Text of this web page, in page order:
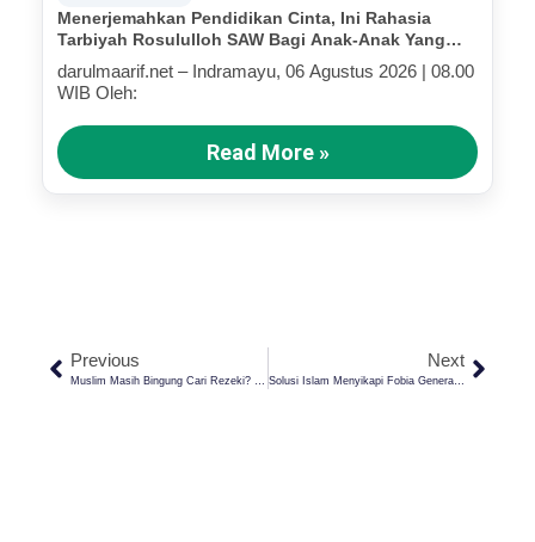
Menerjemahkan Pendidikan Cinta, Ini Rahasia
Tarbiyah Rosululloh SAW Bagi Anak-Anak Yang
Terluka (Bagian IV)
darulmaarif.net – Indramayu, 06 Agustus 2026 | 08.00
WIB Oleh:
Read More »
Previous
Muslim Masih Bingung Cari Rezeki? Padahal Rahasianya Ada Di Ayat Ini!
Next
Solusi Islam Menyikapi Fobia Generasi Cemas Dan Depresi Sosial